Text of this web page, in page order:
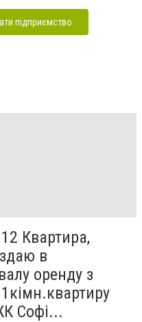
підприємство
Квартира,
в
оренду з
Софі...